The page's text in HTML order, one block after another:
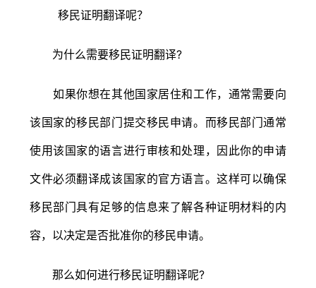
为什么需要移民证明翻译?
如果你想在其他国家居住和工作，通常需要向
该国家的移民部门提交移民申请。而移民部门通常
使用该国家的语言进行审核和处理，因此你的申请
文件必须翻译成该国家的官方语言。这样可以确保
移民部门具有足够的信息来了解各种证明材料的内
容，以决定是否批准你的移民申请。
那么如何进行移民证明翻译呢?